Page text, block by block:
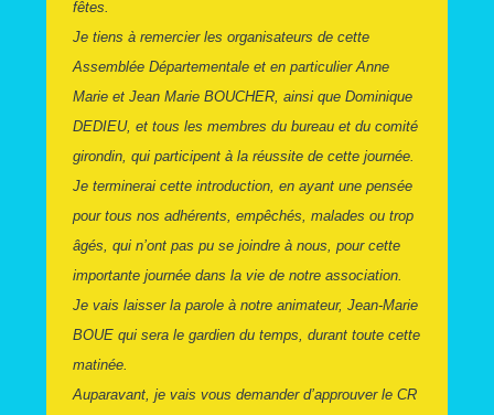
fêtes.
Je tiens à remercier les organisateurs de cette
Assemblée Départementale et en particulier Anne
Marie et Jean Marie BOUCHER, ainsi que Dominique
DEDIEU, et tous les membres du bureau et du comité
girondin, qui participent à la réussite de cette journée.
Je terminerai cette introduction, en ayant une pensée
pour tous nos adhérents, empêchés, malades ou trop
âgés, qui n’ont pas pu se joindre à nous, pour cette
importante journée dans la vie de notre association.
Je vais laisser la parole à notre animateur, Jean-Marie
BOUE qui sera le gardien du temps, durant toute cette
matinée.
Auparavant, je vais vous demander d’approuver le CR